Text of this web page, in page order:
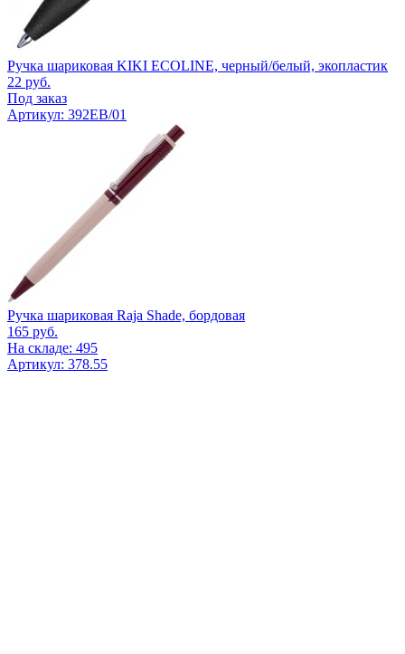
Ручка шариковая KIKI ECOLINE, черный/белый, экопластик
22 руб.
Под заказ
Артикул: 392EB/01
Ручка шариковая Raja Shade, бордовая
165 руб.
На складе: 495
Артикул: 378.55